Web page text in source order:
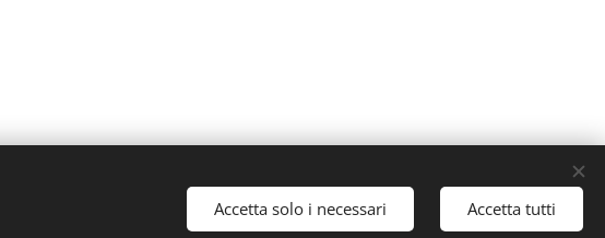
Accetta solo i necessari Accetta tutti